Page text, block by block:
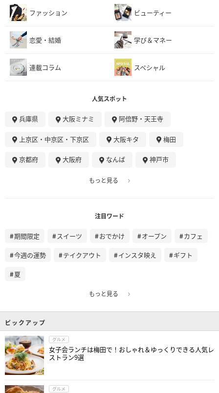
ファッション ビューティー
恋愛・結婚 学び＆マネー
連載コラム スペシャル
人気スポット
兵庫県 大阪ミナミ 阿倍野・天王寺
上京区・中京区・下京区 大阪キタ 梅田
京都府 大阪府 なんば 神戸市
もっと見る
注目ワード
期間限定 スイーツ おでかけ オープン カフェ
今週の運勢 テイクアウト インスタ映え ギフト
夏
もっと見る
ピックアップ
グルメ
女子会ランチは梅田で！おしゃれ＆ゆっくりできる人気レ
ストラン9選
グルメ